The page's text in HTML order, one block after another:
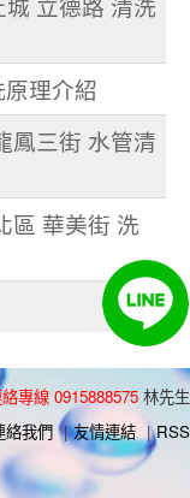
立德路 清洗
理介紹
鳳三街 水管清
區 華美街 洗
專線 0915888575 林先生
絡我們 | 友情連結 | RSS